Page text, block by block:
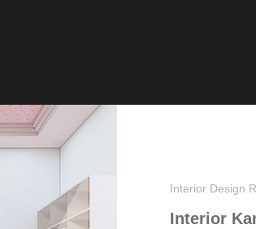
Interior Design
Interior